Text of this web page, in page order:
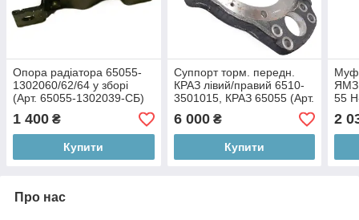
Опора радіатора 65055-
1302060/62/64 у зборі
(Арт. 65055-1302039-СБ)
1 400 ₴
Купити
Суппорт торм. передн.
КРАЗ лівий/правий 6510-
3501015, КРАЗ 65055 (Арт.
5133В2-3501015-000)
6 000₴
Купити
ЯМЗ
55
2
Про нас